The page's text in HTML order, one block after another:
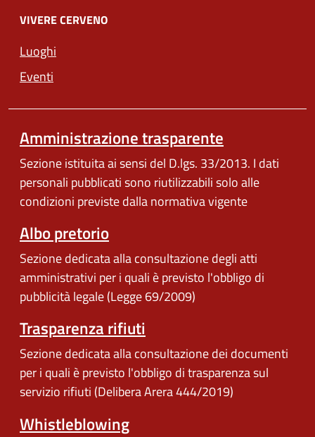
VIVERE CERVENO
Luoghi
Eventi
Amministrazione trasparente
Sezione istituita ai sensi del D.lgs. 33/2013. I dati
personali pubblicati sono riutilizzabili solo alle
condizioni previste dalla normativa vigente
Albo pretorio
Sezione dedicata alla consultazione degli atti
amministrativi per i quali è previsto l'obbligo di
pubblicità legale (Legge 69/2009)
Trasparenza rifiuti
Sezione dedicata alla consultazione dei documenti
per i quali è previsto l'obbligo di trasparenza sul
servizio rifiuti (Delibera Arera 444/2019)
Whistleblowing